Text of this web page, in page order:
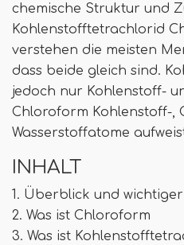
chemische Struktur und
Kohlenstofftetrachlorid
verstehen die meisten
dass beide gleich sind.
jedoch nur Kohlenstoff-
Chloroform Kohlenstoff-,
Wasserstoffatome
INHALT
1. Überblick und
2. Was ist Chloroform
3. Was ist